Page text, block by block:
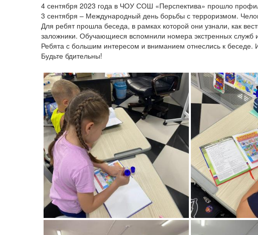
4 сентября 2023 года в ЧОУ СОШ «Перспектива» прошло
3 сентября – Международный день борьбы с терроризмом.
Для ребят прошла беседа, в рамках которой они узнали, как
заложники. Обучающиеся вспомнили номера экстренных служб
Ребята с большим интересом и вниманием отнеслись к
Будьте бдительны!